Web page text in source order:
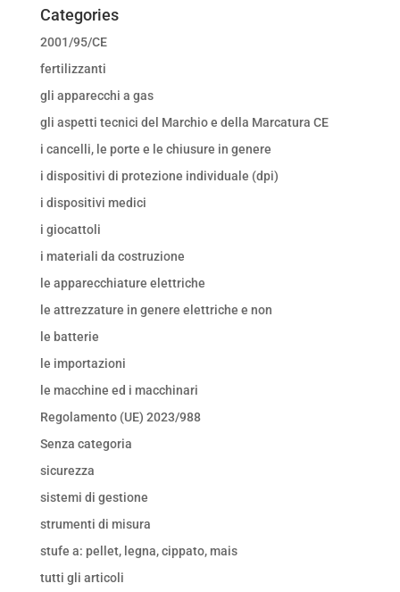
Categories
2001/95/CE
fertilizzanti
gli apparecchi a gas
gli aspetti tecnici del Marchio e della Marcatura CE
i cancelli, le porte e le chiusure in genere
i dispositivi di protezione individuale (dpi)
i dispositivi medici
i giocattoli
i materiali da costruzione
le apparecchiature elettriche
le attrezzature in genere elettriche e non
le batterie
le importazioni
le macchine ed i macchinari
Regolamento (UE) 2023/988
Senza categoria
sicurezza
sistemi di gestione
strumenti di misura
stufe a: pellet, legna, cippato, mais
tutti gli articoli